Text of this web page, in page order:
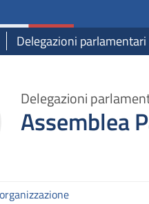
Delegazioni
Delegazioni
Assemblea